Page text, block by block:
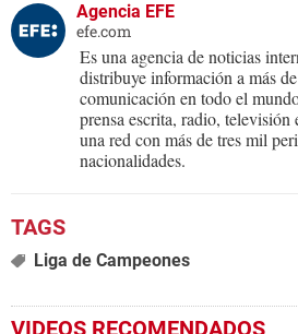
Agencia EFE
efe.com
Es una agencia de noticias
distribuye información a más
comunicación en todo el
prensa escrita, radio, televisión
una red con más de tres mil
nacionalidades.
Liga de Campeones